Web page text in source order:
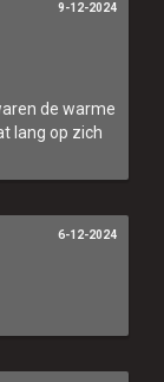
de warme
lang op zich
9-12-2024
6-12-2024